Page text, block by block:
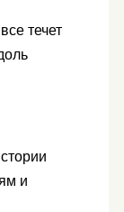
течет
и